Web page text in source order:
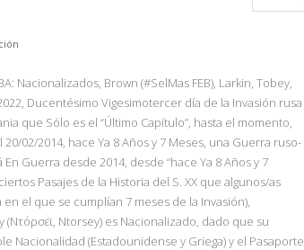
Nacionalizados, Brown (#SelMas FEB), Larkin, Tobey,
Ducentésimo Vigesimotercer día de la Invasión rusa
que Sólo es el “Último Capítulo”, hasta el momento,
02/2014, hace Ya 8 Años y 7 Meses, una Guerra ruso-
Guerra desde 2014, desde “hace Ya 8 Años y 7
Pasajes de la Historia del S. XX que algunos/as
el que se cumplían 7 meses de la Invasión),
Ntorsey) es Nacionalizado, dado que su
Nacionalidad (Estadounidense y Griega) y el Pasaporte